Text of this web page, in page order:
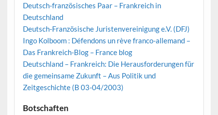
Deutsch-französisches Paar – Frankreich in
Deutschland
Deutsch-Französische Juristenvereinigung e.V. (DFJ)
Ingo Kolboom : Défendons un rève franco-allemand –
Das Frankreich-Blog – France blog
Deutschland – Frankreich: Die Herausforderungen für
die gemeinsame Zukunft – Aus Politik und
Zeitgeschichte (B 03-04/2003)
Botschaften